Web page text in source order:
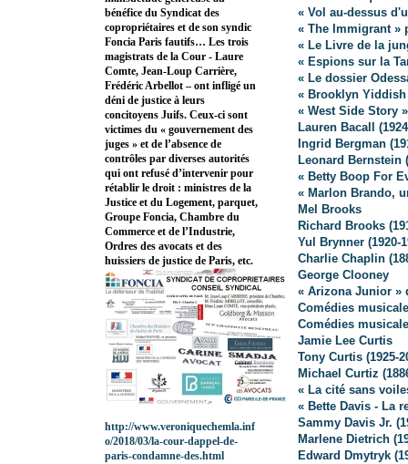
« Vol au-dessus
« The Immigrant »
« Le Livre de la
« Espions sur la
« Le dossier
« Brooklyn
« West Side Story
Lauren Bacall
Ingrid Bergman
Leonard Bernstein
« Betty Boop For
« Marlon Brando,
Mel Brooks
Richard Brooks
Yul Brynner (1920-
Charlie Chaplin
George Clooney
« Arizona Junior »
Comédies
Comédies
Jamie Lee Curtis
Tony Curtis (1925-
Michael Curtiz
« La cité sans
« Bette Davis - La
Sammy Davis Jr.
Marlene Dietrich
Edward Dmytryk
bénéfice du Syndicat des
copropriétaires et de son syndic
Foncia Paris fautifs… Les trois
magistrats de la Cour - Laure
Comte, Jean-Loup Carrière,
Frédéric Arbellot – ont infligé un
déni de justice à leurs
concitoyens Juifs. Ceux-ci sont
victimes du « gouvernement des
juges » et de l’absence de
contrôles par diverses autorités
qui ont refusé d’intervenir pour
rétablir le droit : ministres de la
Justice et du Logement, parquet,
Groupe Foncia, Chambre du
Commerce et de l’Industrie,
Ordres des avocats et des
huissiers de justice de Paris, etc.
http://www.veroniquechemla.inf
o/2018/03/la-cour-dappel-de-
paris-condamne-des.html